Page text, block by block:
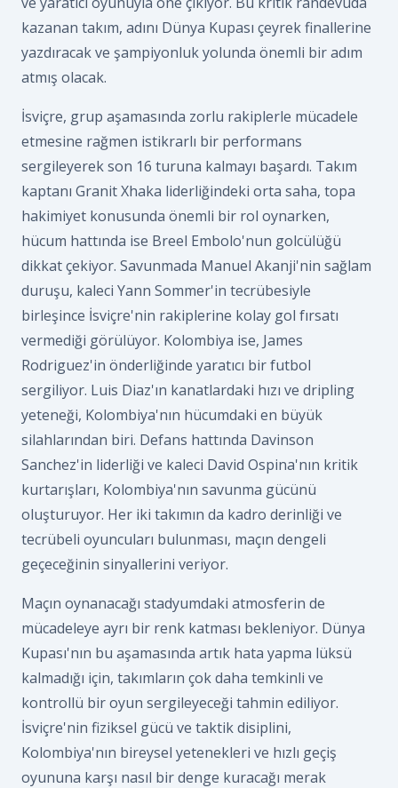
kazanan takım, adını Dünya Kupası çeyrek finallerine
yazdıracak ve şampiyonluk yolunda önemli bir adım
atmış olacak.
İsviçre, grup aşamasında zorlu rakiplerle mücadele
etmesine rağmen istikrarlı bir performans
sergileyerek son 16 turuna kalmayı başardı. Takım
kaptanı Granit Xhaka liderliğindeki orta saha, topa
hakimiyet konusunda önemli bir rol oynarken,
hücum hattında ise Breel Embolo'nun golcülüğü
dikkat çekiyor. Savunmada Manuel Akanji'nin sağlam
duruşu, kaleci Yann Sommer'in tecrübesiyle
birleşince İsviçre'nin rakiplerine kolay gol fırsatı
vermediği görülüyor. Kolombiya ise, James
Rodriguez'in önderliğinde yaratıcı bir futbol
sergiliyor. Luis Diaz'ın kanatlardaki hızı ve dripling
yeteneği, Kolombiya'nın hücumdaki en büyük
silahlarından biri. Defans hattında Davinson
Sanchez'in liderliği ve kaleci David Ospina'nın kritik
kurtarışları, Kolombiya'nın savunma gücünü
oluşturuyor. Her iki takımın da kadro derinliği ve
tecrübeli oyuncuları bulunması, maçın dengeli
geçeceğinin sinyallerini veriyor.
Maçın oynanacağı stadyumdaki atmosferin de
mücadeleye ayrı bir renk katması bekleniyor. Dünya
Kupası'nın bu aşamasında artık hata yapma lüksü
kalmadığı için, takımların çok daha temkinli ve
kontrollü bir oyun sergileyeceği tahmin ediliyor.
İsviçre'nin fiziksel gücü ve taktik disiplini,
Kolombiya'nın bireysel yetenekleri ve hızlı geçiş
oyununa karşı nasıl bir denge kuracağı merak